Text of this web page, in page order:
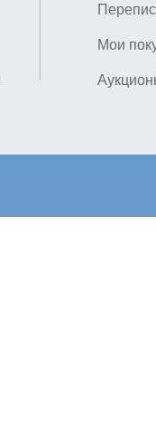
Мои